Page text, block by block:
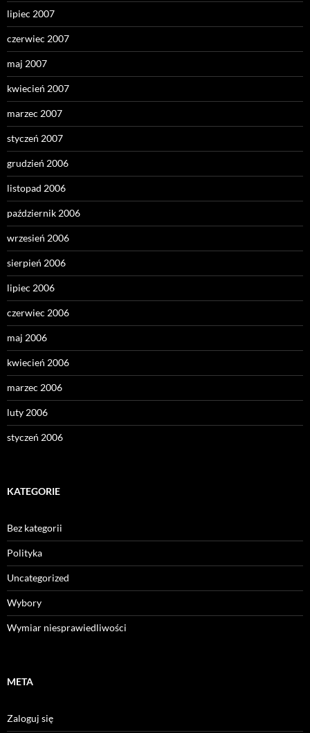
lipiec 2007
czerwiec 2007
maj 2007
kwiecień 2007
marzec 2007
styczeń 2007
grudzień 2006
listopad 2006
październik 2006
wrzesień 2006
sierpień 2006
lipiec 2006
czerwiec 2006
maj 2006
kwiecień 2006
marzec 2006
luty 2006
styczeń 2006
KATEGORIE
Bez kategorii
Polityka
Uncategorized
Wybory
Wymiar niesprawiedliwości
META
Zaloguj się